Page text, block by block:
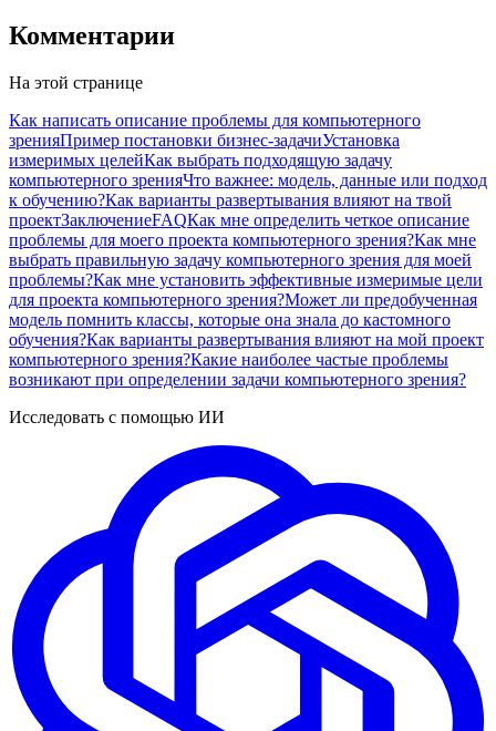
Комментарии
На этой странице
Как написать описание проблемы для компьютерного
зренияПример постановки бизнес-задачиУстановка
измеримых целейКак выбрать подходящую задачу
компьютерного зренияЧто важнее: модель, данные или подход
к обучению?Как варианты развертывания влияют на твой
проектЗаключениеFAQКак мне определить четкое описание
проблемы для моего проекта компьютерного зрения?Как мне
выбрать правильную задачу компьютерного зрения для моей
проблемы?Как мне установить эффективные измеримые цели
для проекта компьютерного зрения?Может ли предобученная
модель помнить классы, которые она знала до кастомного
обучения?Как варианты развертывания влияют на мой проект
компьютерного зрения?Какие наиболее частые проблемы
возникают при определении задачи компьютерного зрения?
Исследовать с помощью ИИ